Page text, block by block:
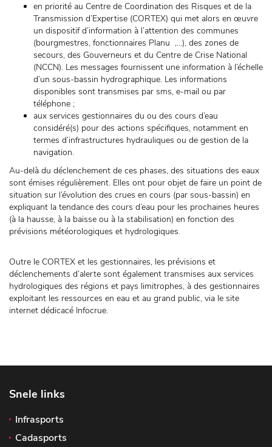
en priorité au Centre de Coordination des Risques et de la
Transmission d’Expertise (CORTEX) qui met alors en œuvre
un dispositif d’information à l’attention des communes
(bourgmestres, fonctionnaires Planu ,…), des zones de
secours, des Gouverneurs et du Centre de Crise National
(NCCN). Les messages fournissent une information à l’échelle
d’un sous-bassin hydrographique. Les informations
disponibles sont transmises par sms, e-mail ou par
téléphone ;
aux services gestionnaires du ou des cours d’eau
considéré(s) pour des actions spécifiques, notamment en
termes d’infrastructures hydrauliques ou de gestion de la
navigation.
Au-delà du déclenchement de ces phases, des situations des eaux
sont émises régulièrement. Elles ont pour objet de faire un point de
situation sur l’évolution des crues en cours (par sous-bassin) en
expliquant la tendance des cours d’eau pour les prochaines heures
(à la hausse, à la baisse ou à la stabilisation) en fonction des
prévisions météorologiques et hydrologiques.
Outre le CORTEX et les gestionnaires, les prévisions et
déclenchements d’alerte sont également transmises aux services
hydrologiques des régions et pays limitrophes, à des gestionnaires
exploitant les ressources en eau et au grand public, via le site
internet dédicacé Infocrue.
Snele links
Infrasports
Cadasports